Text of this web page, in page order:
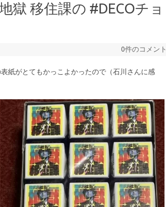
獄 移住課の #DECOチョ
0件のコメント
紙がとてもかっこよかったので（石川さんに感